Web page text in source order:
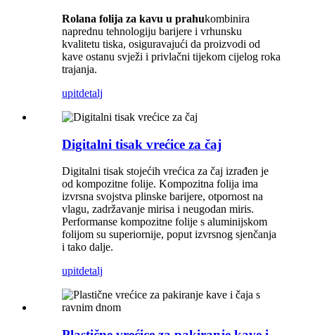
Rolana folija za kavu u prahukombinira
naprednu tehnologiju barijere i vrhunsku
kvalitetu tiska, osiguravajući da proizvodi od
kave ostanu svježi i privlačni tijekom cijelog roka
trajanja.
upitdetalj
Digitalni tisak vrećice za čaj
Digitalni tisak stojećih vrećica za čaj izrađen je
od kompozitne folije. Kompozitna folija ima
izvrsna svojstva plinske barijere, otpornost na
vlagu, zadržavanje mirisa i neugodan miris.
Performanse kompozitne folije s aluminijskom
folijom su superiornije, poput izvrsnog sjenčanja
i tako dalje.
upitdetalj